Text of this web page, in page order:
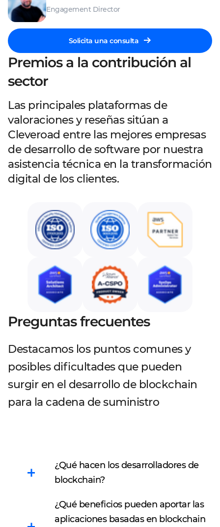
Engagement Director
Solicita una consulta
Premios a la contribución al
sector
Las principales plataformas de
valoraciones y reseñas sitúan a
Cleveroad entre las mejores empresas
de desarrollo de software por nuestra
asistencia técnica en la transformación
digital de los clientes.
Preguntas frecuentes
Destacamos los puntos comunes y
posibles dificultades que pueden
surgir en el desarrollo de blockchain
para la cadena de suministro
¿Qué hacen los desarrolladores de
blockchain?
Los desarrolladores de
blockchain crean
¿Qué beneficios pueden aportar las
aplicaciones basadas en blockchain